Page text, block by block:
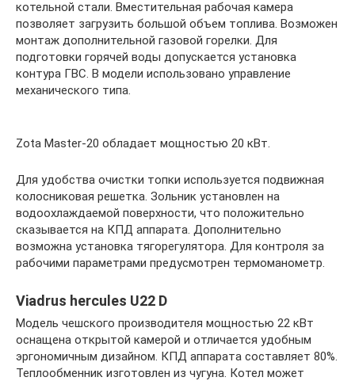
котельной стали. Вместительная рабочая камера
позволяет загрузить большой объем топлива. Возможен
монтаж дополнительной газовой горелки. Для
подготовки горячей воды допускается установка
контура ГВС. В модели использовано управление
механического типа.
Zota Master-20 обладает мощностью 20 кВт.
Для удобства очистки топки используется подвижная
колосниковая решетка. Зольник установлен на
водоохлаждаемой поверхности, что положительно
сказывается на КПД аппарата. Дополнительно
возможна установка тягорегулятора. Для контроля за
рабочими параметрами предусмотрен термоманометр.
Viadrus hercules U22 D
Модель чешского производителя мощностью 22 кВт
оснащена открытой камерой и отличается удобным
эргономичным дизайном. КПД аппарата составляет 80%.
Теплообменник изготовлен из чугуна. Котел может